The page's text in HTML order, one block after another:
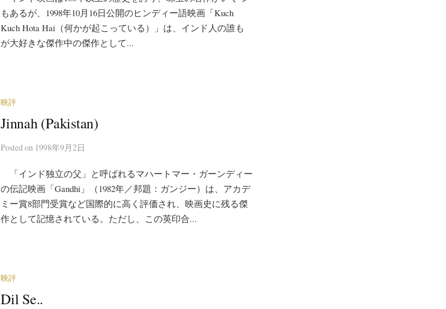
もあるが、1998年10月16日公開のヒンディー語映画「Kuch
Kuch Hota Hai（何かが起こっている）」は、インド人の誰も
が大好きな傑作中の傑作として...
映評
Jinnah (Pakistan)
Postedon 1998年9月2日
「インド独立の父」と呼ばれるマハートマー・ガーンディー
の伝記映画「Gandhi」（1982年／邦題：ガンジー）は、アカデ
ミー賞8部門受賞など国際的に高く評価され、映画史に残る傑
作として記憶されている。ただし、この英印合...
映評
Dil Se..